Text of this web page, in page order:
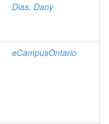
Dias, Dany
eCampusOntario